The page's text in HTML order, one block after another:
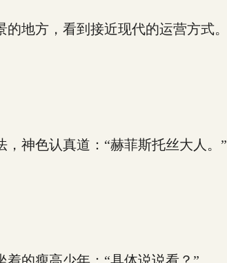
地方，看到接近现代的运营方式。
神色认真道：“赫菲斯托丝大人。”